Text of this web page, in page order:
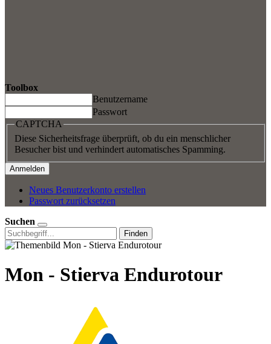
Toolbox
Benutzername
Passwort
CAPTCHA
Diese Sicherheitsfrage überprüft, ob du ein menschlicher
Besucher bist und verhindert automatisches Spamming.
Neues Benutzerkonto erstellen
Passwort zurücksetzen
Suchen
Finden
Mon - Stierva Endurotour